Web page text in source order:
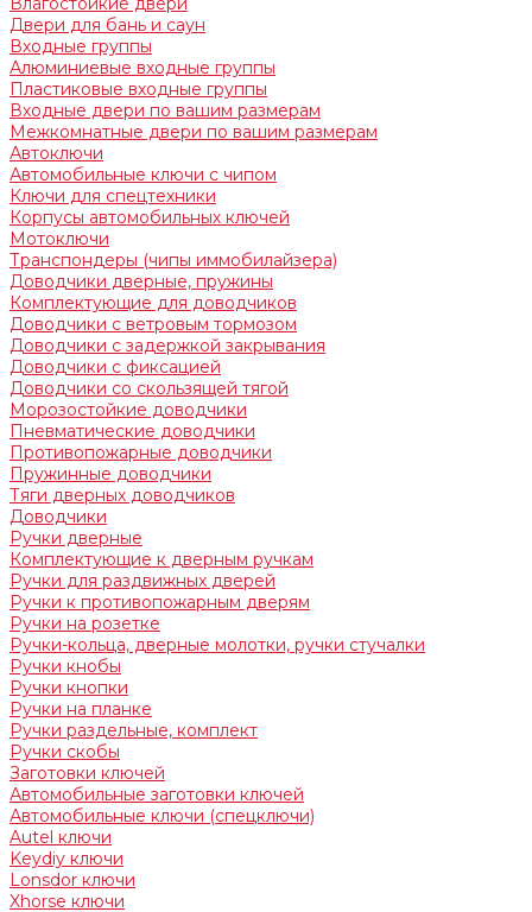
Двери для бань и саун
Входные группы
Алюминиевые входные группы
Пластиковые входные группы
Входные двери по вашим размерам
Межкомнатные двери по вашим размерам
Автоключи
Автомобильные ключи с чипом
Ключи для спецтехники
Корпусы автомобильных ключей
Мотоключи
Транспондеры (чипы иммобилайзера)
Доводчики дверные, пружины
Комплектующие для доводчиков
Доводчики с ветровым тормозом
Доводчики с задержкой закрывания
Доводчики с фиксацией
Доводчики со скользящей тягой
Морозостойкие доводчики
Пневматические доводчики
Противопожарные доводчики
Пружинные доводчики
Тяги дверных доводчиков
Доводчики
Ручки дверные
Комплектующие к дверным ручкам
Ручки для раздвижных дверей
Ручки к противопожарным дверям
Ручки на розетке
Ручки-кольца, дверные молотки, ручки стучалки
Ручки кнобы
Ручки кнопки
Ручки на планке
Ручки раздельные, комплект
Ручки скобы
Заготовки ключей
Автомобильные заготовки ключей
Автомобильные ключи (спецключи)
Autel ключи
Keydiy ключи
Lonsdor ключи
Xhorse ключи